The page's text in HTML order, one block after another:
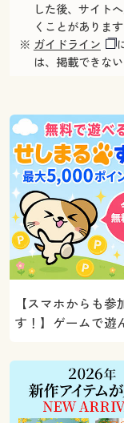
した後、サイト
くことがあります
※ ガイドライン
は、掲載できな
【スマホからも参
す！】ゲームで遊
ト！